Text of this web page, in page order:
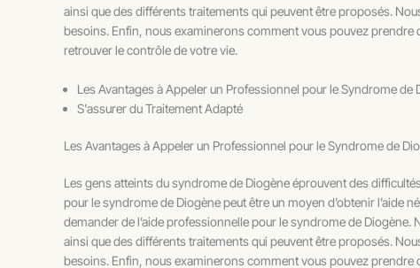
ainsi que des différents traitements qui peuvent être proposés.
besoins. Enfin, nous examinerons comment vous pouvez
retrouver le contrôle de votre vie.
Les Avantages à Appeler un Professionnel pour le Syndrome de
S'assurer du Traitement Adapté
Les Avantages à Appeler un Professionnel pour le Syndrome de
Les gens atteints du syndrome de Diogène éprouvent des
pour le syndrome de Diogène peut être un moyen d’obtenir l’aide
demander de l’aide professionnelle pour le syndrome de
ainsi que des différents traitements qui peuvent être proposés.
besoins. Enfin, nous examinerons comment vous pouvez